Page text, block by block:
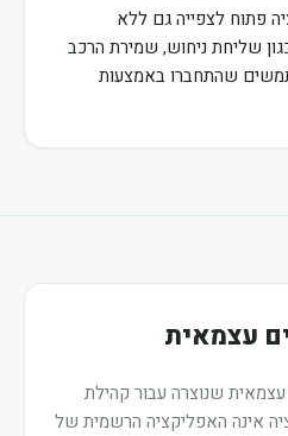
פתוח לצפייה גם ללא
שליחת ניחוש, שמירת הרכב
שהתחברו באמצעות
עצמאית
שנוצרה עבור קהילת
אינה האפליקציה הרשמית של